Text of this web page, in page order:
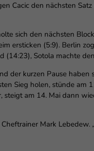
Cacic den nächsten
sich den nächsten
ersticken (5:9). Berlin
(14:23), Sotola machte
der kurzen Pause haben
Sieg holen, stünde am
steigt am 14. Mai dann
Mark